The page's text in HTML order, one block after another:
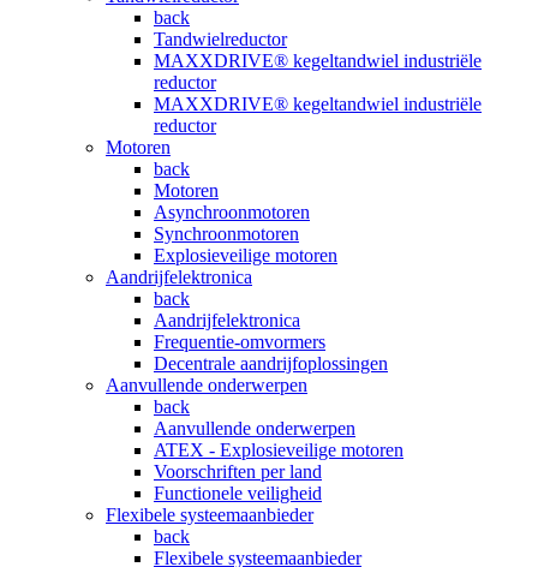
back
Tandwielreductor
MAXXDRIVE® kegeltandwiel industriële
reductor
MAXXDRIVE® kegeltandwiel industriële
reductor
Motoren
back
Motoren
Asynchroonmotoren
Synchroonmotoren
Explosieveilige motoren
Aandrijfelektronica
back
Aandrijfelektronica
Frequentie-omvormers
Decentrale aandrijfoplossingen
Aanvullende onderwerpen
back
Aanvullende onderwerpen
ATEX - Explosieveilige motoren
Voorschriften per land
Functionele veiligheid
Flexibele systeemaanbieder
back
Flexibele systeemaanbieder